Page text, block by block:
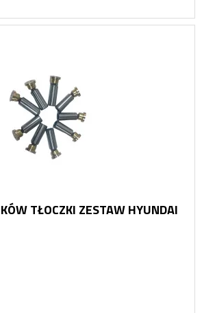
TŁOCZKI ZESTAW HYUNDAI